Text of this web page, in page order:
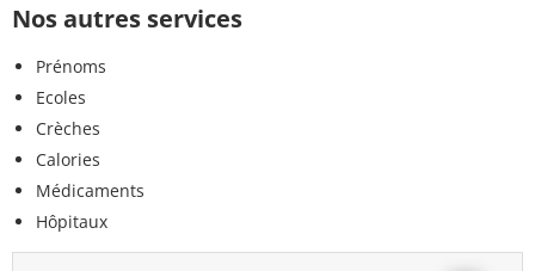
Nos autres services
Prénoms
Ecoles
Crèches
Calories
Médicaments
Hôpitaux